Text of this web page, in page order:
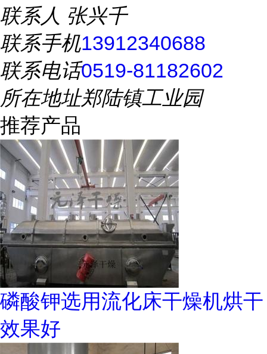
联系人 张兴千
联系手机13912340688
联系电话0519-81182602
所在地址郑陆镇工业园
推荐产品
磷酸钾选用流化床干燥机烘干
效果好